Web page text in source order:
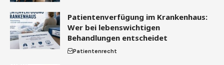
Patientenverfügung im Krankenhaus:
Wer bei lebenswichtigen
Behandlungen entscheidet
Patientenrecht